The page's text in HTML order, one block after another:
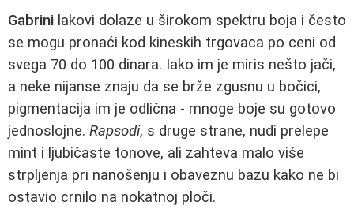
Gabrini lakovi dolaze u širokom spektru boja i često
se mogu pronaći kod kineskih trgovaca po ceni od
svega 70 do 100 dinara. Iako im je miris nešto jači,
a neke nijanse znaju da se brže zgusnu u bočici,
pigmentacija im je odlična - mnoge boje su gotovo
jednoslojne. Rapsodi, s druge strane, nudi prelepe
mint i ljubičaste tonove, ali zahteva malo više
strpljenja pri nanošenju i obaveznu bazu kako ne bi
ostavio crnilo na nokatnoj ploči.